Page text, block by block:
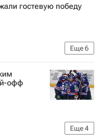
гостевую победу
Еще6
Карпаты
офф
Еще4